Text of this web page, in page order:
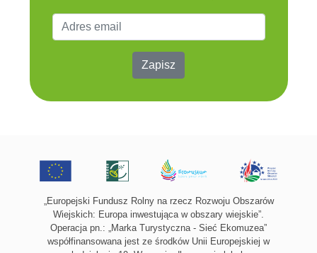
Zapisz
„Europejski Fundusz Rolny na rzecz Rozwoju Obszarów
Wiejskich: Europa inwestująca w obszary wiejskie”.
Operacja pn.: „Marka Turystyczna - Sieć Ekomuzea”
współfinansowana jest ze środków Unii Europejskiej w